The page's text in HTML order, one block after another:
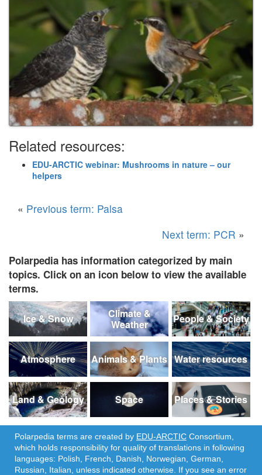
Related resources:
EDU-ARCTIC webinar: Mushrooms in nature – our
helpers
« Previous term: Palsa
Next term: PCR »
Polarpedia has information categorized by main
topics. Click on an icon below to view the available
terms.
Ice & Snow
Climate &
Weather
People & Society
Atmosphere Animals & Plants Water resources
Land & Geology Space Places & Stories
Polarpedia terms are created by EDU-ARCTIC Consortium,
which holds responsibility for quality of translations in following
languages: Polish, French, Danish, Norwegian, German,
Russian, Italian, unless indicated otherwise. If you see an error